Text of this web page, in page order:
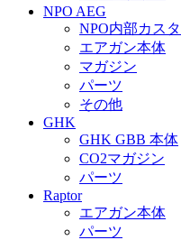
NPO AEG
NPO内部カス
エアガン本体
マガジン
パーツ
その他
GHK
GHK GBB 本体
CO2マガジン
パーツ
Raptor
エアガン本体
パーツ